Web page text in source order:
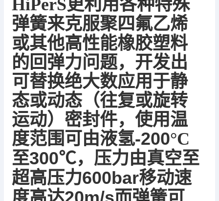
HiPerS更利用各种特殊
弹簧来克服聚四氟乙烯
或其他高性能橡胶塑料
的回弹力问题，开发出
可替换绝大数应用于静
态或动态（往复或旋转
运动）密封件，使用温
度范围可由液氢-200°C
至300℃，压力由真空至
超高压力600bar移动速